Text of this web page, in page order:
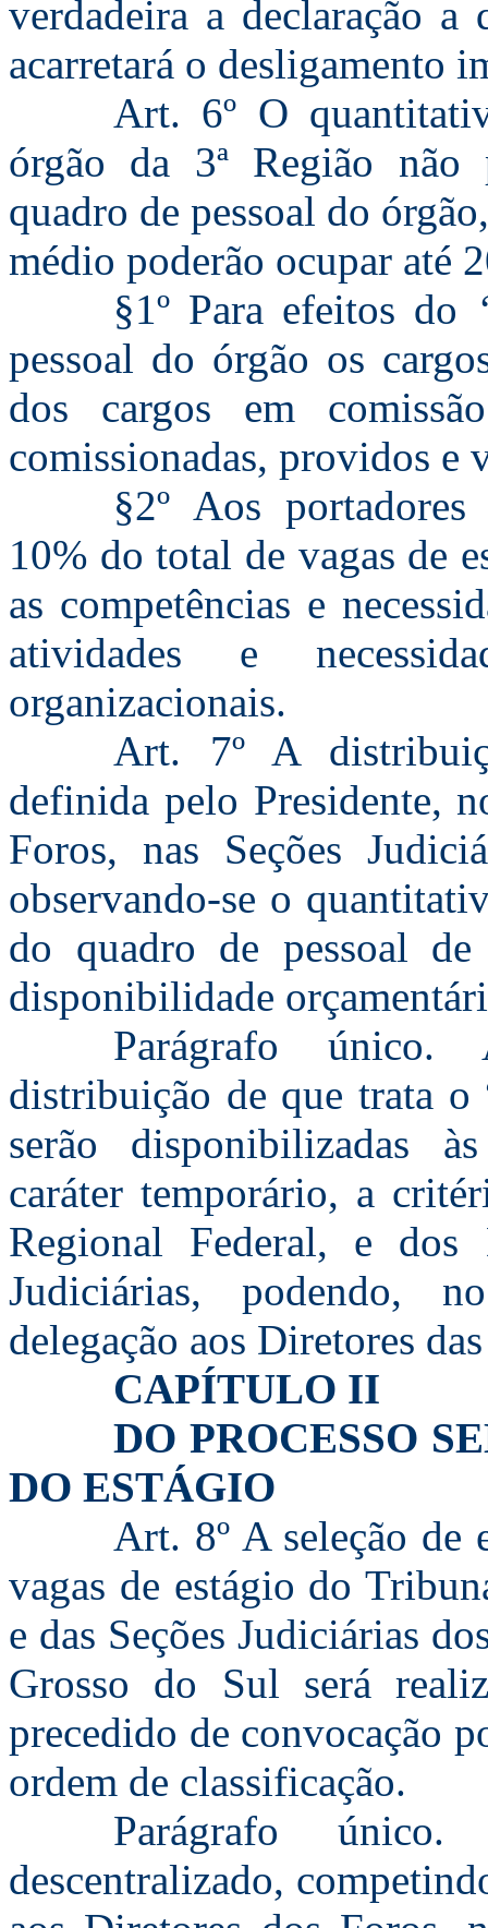
verdadeira a declaração
acarretará o desligamento
Art. 6º O
órgão da 3ª Região não
quadro de pessoal do
médio poderão ocupar até
§1º Para efeitos do
pessoal do órgão os
dos cargos em
comissionadas, providos e
§2º Aos
10% do total de vagas de
as competências e
atividades e
organizacionais.
Art. 7º A
definida pelo Presidente,
Foros, nas Seções
observando-se o
do quadro de pessoal
disponibilidade
Parágrafo único.
distribuição de que trata o
serão disponibilizadas
caráter temporário, a
Regional Federal, e dos
Judiciárias, podendo,
delegação aos Diretores
CAPÍTULO II
DO PROCESSO
DO ESTÁGIO
Art. 8º A seleção de
vagas de estágio do
e das Seções Judiciárias
Grosso do Sul será
precedido de convocação
ordem de classificação.
Parágrafo
descentralizado,